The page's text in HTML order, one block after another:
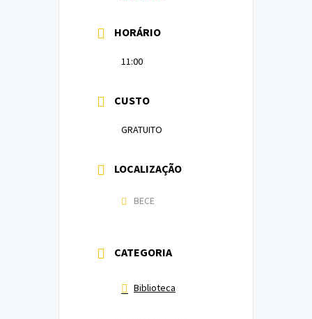
HORÁRIO
11:00
CUSTO
GRATUITO
LOCALIZAÇÃO
BECE
CATEGORIA
Biblioteca